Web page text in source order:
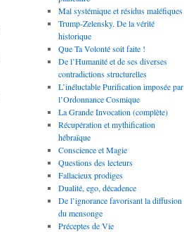
Mal systémique et résidus maléfiques
Trump-Zelensky. De la vérité
historique
Que Ta Volonté soit faite !
De l’Humanité et de ses diverses
contradictions structurelles
L’inéluctable Purification imposée par
l’Ordonnance Cosmique
La Grande Invocation (complète)
Récupération et mythification
hébraïque
Conscience et Magie
Questions des lecteurs
Fallacieux prodiges
Dualité, ego, décadence
De l’ignorance favorisant la diffusion
du mensonge
Préceptes de Vie